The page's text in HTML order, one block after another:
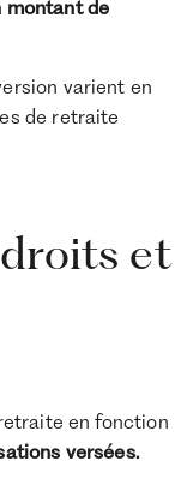
montant de
varient en
de retraite
et
en fonction
versées.